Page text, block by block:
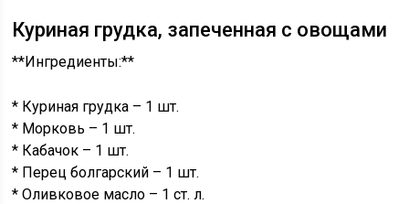
Куриная грудка, запеченная с овощами
**Ингредиенты:**
* Куриная грудка – 1 шт.
* Морковь – 1 шт.
* Кабачок – 1 шт.
* Перец болгарский – 1 шт.
* Оливковое масло – 1 ст. л.